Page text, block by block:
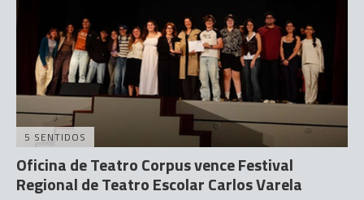
5 SENTIDOS
Oficina de Teatro Corpus vence Festival
Regional de Teatro Escolar Carlos Varela